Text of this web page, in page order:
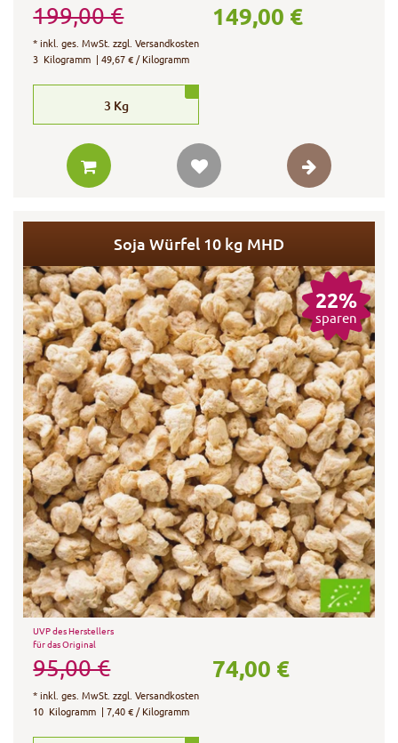
199,00 € 149,00 €
*inkl. ges. MwSt. zzgl.Versandkosten
3 Kilogramm | 49,67 € / Kilogramm
3 Kg
Soja Würfel 10 kg MHD
22%
sparen
UVP des Herstellers
für das Original
95,00 € 74,00 €
*inkl. ges. MwSt. zzgl.Versandkosten
10 Kilogramm | 7,40 € / Kilogramm